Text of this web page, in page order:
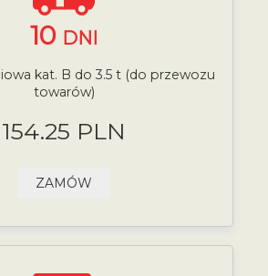
10 DNI
kat. B do 3.5 t (do przewozu
towarów)
154.25 PLN
ZAMÓW